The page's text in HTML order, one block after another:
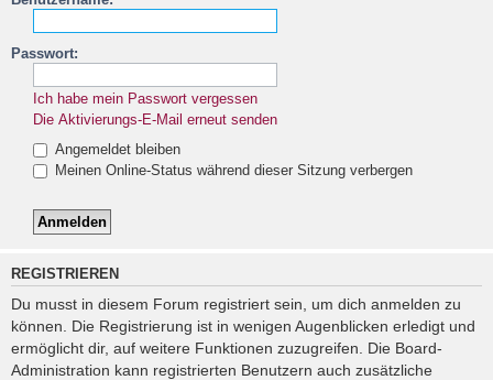
Passwort:
Ich habe mein Passwort vergessen
Die Aktivierungs-E-Mail erneut senden
Angemeldet bleiben
Meinen Online-Status während dieser Sitzung verbergen
REGISTRIEREN
Du musst in diesem Forum registriert sein, um dich anmelden zu
können. Die Registrierung ist in wenigen Augenblicken erledigt und
ermöglicht dir, auf weitere Funktionen zuzugreifen. Die Board-
Administration kann registrierten Benutzern auch zusätzliche